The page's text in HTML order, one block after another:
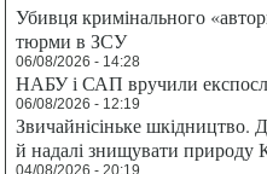
Убивця кримінального
тюрми в ЗСУ
06/08/2026 - 14:28
НАБУ і САП вручили
06/08/2026 - 12:19
Звичайнісіньке шкідництво.
й надалі знищувати природу
04/08/2026 - 20:19